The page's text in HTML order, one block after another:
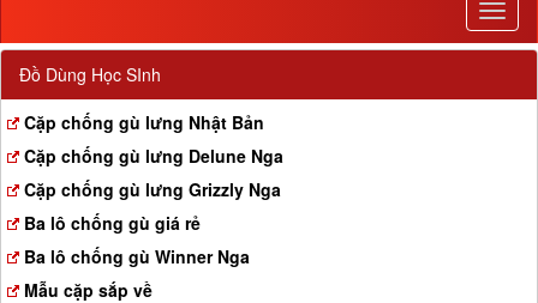
T
o
Đồ Dùng Học SInh
Cặp chống gù lưng Nhật Bản
Cặp chống gù lưng Delune Nga
Cặp chống gù lưng Grizzly Nga
Ba lô chống gù giá rẻ
Ba lô chống gù Winner Nga
Mẫu cặp sắp về